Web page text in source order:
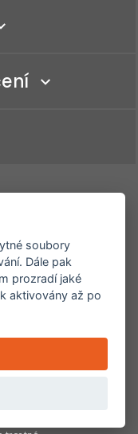
roku
ordinace
místo – 2017/2019
s.r.o.
– Chodov
obsahu či jeho částí
soubory
Dále pak
prozradí jaké
aktivovány až po